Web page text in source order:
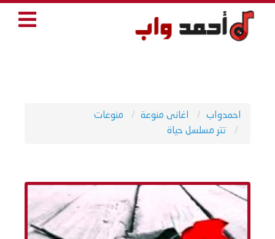
احمدواب اغانى منوعة
منوعات
تتر مسلسل حياة